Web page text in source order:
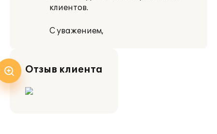
клиентов.
С уважением,
Отзыв клиента